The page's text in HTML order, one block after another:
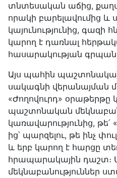
տնտեսական աճից,
որակի բարելավումից և
կայունությունից,
կարող է դառնալ
հասարակության
Այս պահին
սակագնի վերանայման
«Ժողովուրդ»
պաշտոնական
կառավարությունից,
ից՝ պարզելու, թե ինչ
և երբ կարող է հարցը
հրապարակային դաշտ։
մեկնաբանություններ